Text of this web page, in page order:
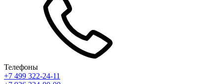
Телефоны
+7 499 322-24-11